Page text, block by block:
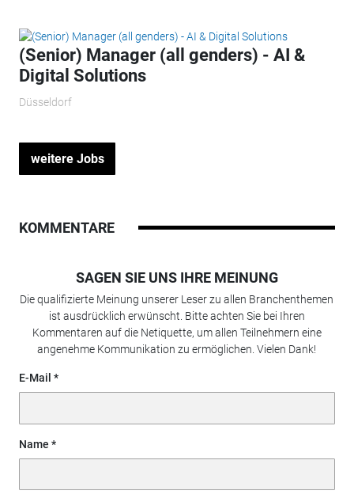
(Senior) Manager (all genders) - AI &
Digital Solutions
Düsseldorf
weitere Jobs
KOMMENTARE
SAGEN SIE UNS IHRE MEINUNG
Die qualifizierte Meinung unserer Leser zu allen Branchenthemen
ist ausdrücklich erwünscht. Bitte achten Sie bei Ihren
Kommentaren auf die Netiquette, um allen Teilnehmern eine
angenehme Kommunikation zu ermöglichen. Vielen Dank!
E-Mail
Name